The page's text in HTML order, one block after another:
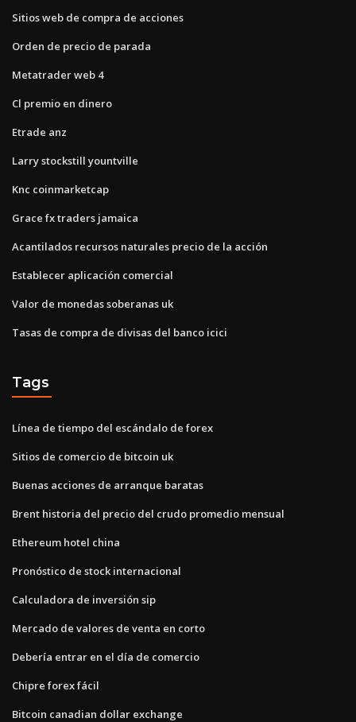
Sitios web de compra de acciones
Orden de precio de parada
Metatrader web 4
Cl premio en dinero
Etrade anz
Larry stockstill yountville
Knc coinmarketcap
Grace fx traders jamaica
Acantilados recursos naturales precio de la acción
Establecer aplicación comercial
Valor de monedas soberanas uk
Tasas de compra de divisas del banco icici
Tags
Línea de tiempo del escándalo de forex
Sitios de comercio de bitcoin uk
Buenas acciones de arranque baratas
Brent historia del precio del crudo promedio mensual
Ethereum hotel china
Pronóstico de stock internacional
Calculadora de inversión sip
Mercado de valores de venta en corto
Debería entrar en el día de comercio
Chipre forex fácil
Bitcoin canadian dollar exchange